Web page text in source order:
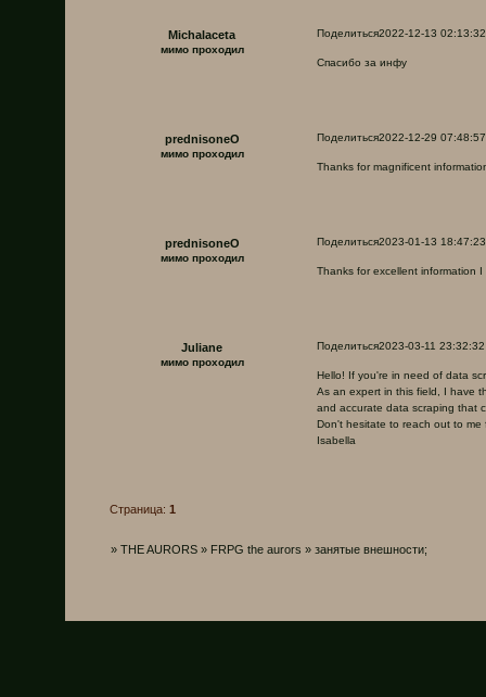
Поделиться2022-12-13 02:13:32
Michalaceta
мимо проходил
Спасибо за инфу
Поделиться2022-12-29 07:48:57
prednisoneO
мимо проходил
Thanks for magnificent
Поделиться2023-01-13 18:47:23
prednisoneO
мимо проходил
Thanks for excellent information
Поделиться2023-03-11 23:32:32
Juliane
мимо проходил
Hello! If you're in need of data
As an expert in this field, I have
and accurate data scraping that
Don't hesitate to reach out to
Isabella
Страница: 1
» THE AURORS » FRPG the aurors » занятые внешности;